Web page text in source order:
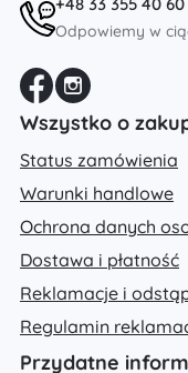
Odpowiemy w
Wszystko o
Status zamówienia
Warunki handlowe
Ochrona danych
Dostawa i płatność
Reklamacje i
Regulamin
Przydatne